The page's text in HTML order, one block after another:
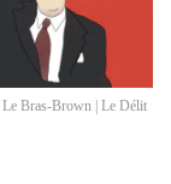
Le Bras-Brown | Le Délit